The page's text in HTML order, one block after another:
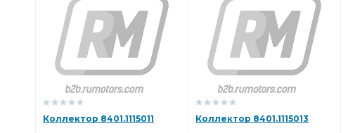
Коллектор 8401.1115011 Коллектор 8401.1115013